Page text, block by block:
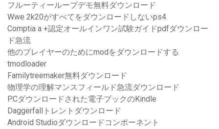
フルーティーループデモ無料ダウンロード
Wwe 2k20がすべてをダウンロードしないps4
Comptia a +認定オールインワン試験ガイドpdfダウンロー
ド急流
他のプレイヤーのためにmodをダウンロードする
tmodloader
Familytreemaker無料ダウンロード
物理学の理解マンスフィールド急流ダウンロード
PCダウンロードされた電子ブックのKindle
Daggerfallトレントダウンロード
Android Studioダウンロードコンポーネント